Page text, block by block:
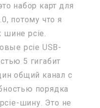
набор карт для
потому что я
шине pcie.
pcie USB-
5 гигабит
общий канал с
порядка
шину. Это не